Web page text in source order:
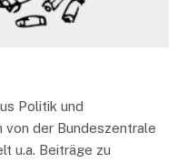
Politik und
von der Bundeszentrale
u.a. Beiträge zu